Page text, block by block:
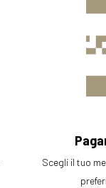
Scegli il tuo